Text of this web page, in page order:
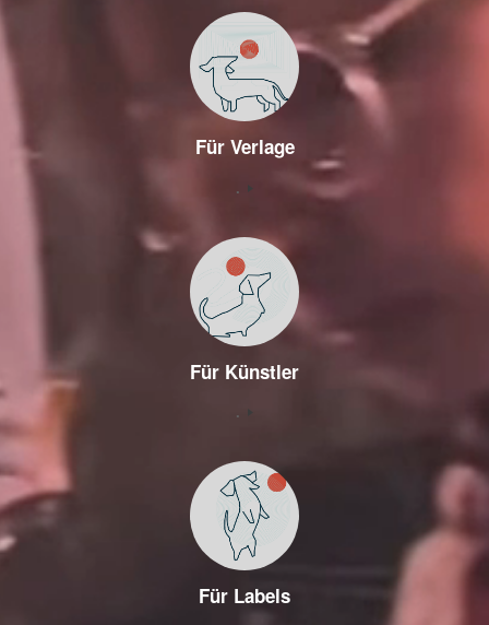
Für Verlage
.
Für Künstler
.
Für Labels